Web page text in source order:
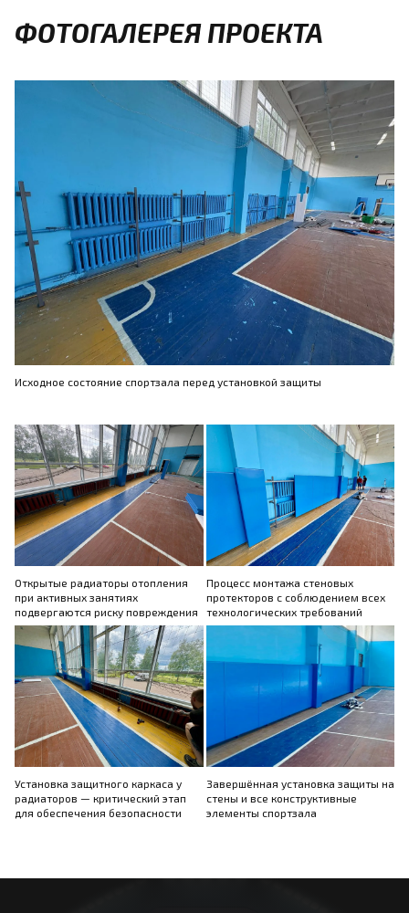
ФОТОГАЛЕРЕЯ ПРОЕКТА
Исходное состояние спортзала перед установкой защиты
Открытые радиаторы отопления
при активных занятиях
подвергаются риску повреждения
Процесс монтажа стеновых
протекторов с соблюдением всех
технологических требований
Установка защитного каркаса у
радиаторов — критический этап
для обеспечения безопасности
Завершённая установка защиты на
стены и все конструктивные
элементы спортзала